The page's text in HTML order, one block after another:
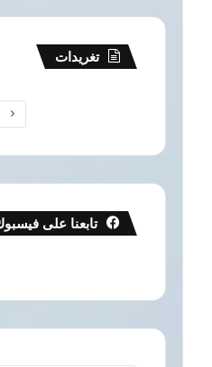
تغريدات
تابعنا على